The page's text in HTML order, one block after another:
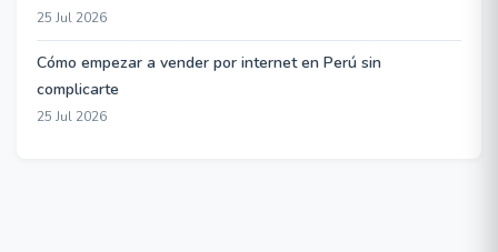
25 Jul 2026
Cómo empezar a vender por internet en Perú sin
complicarte
25 Jul 2026